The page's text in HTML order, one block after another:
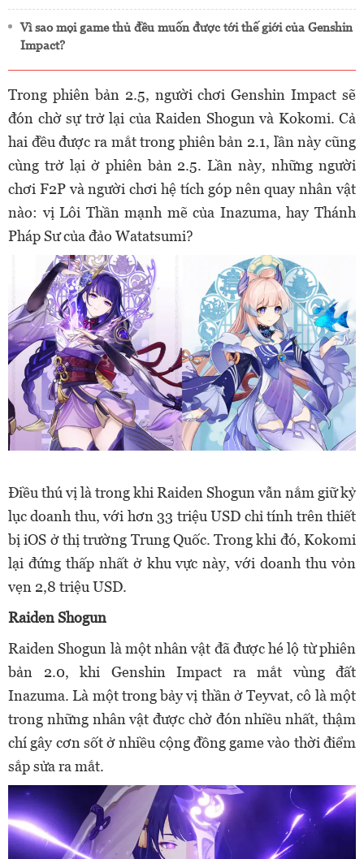
Vì sao mọi game thủ đều muốn được tới thế giới của Genshin
Impact?
Trong phiên bản 2.5, người chơi Genshin Impact sẽ
đón chờ sự trở lại của Raiden Shogun và Kokomi. Cả
hai đều được ra mắt trong phiên bản 2.1, lần này cũng
cùng trở lại ở phiên bản 2.5. Lần này, những người
chơi F2P và người chơi hệ tích góp nên quay nhân vật
nào: vị Lôi Thần mạnh mẽ của Inazuma, hay Thánh
Pháp Sư của đảo Watatsumi?
Điều thú vị là trong khi Raiden Shogun vẫn nắm giữ kỷ
lục doanh thu, với hơn 33 triệu USD chỉ tính trên thiết
bị iOS ở thị trường Trung Quốc. Trong khi đó, Kokomi
lại đứng thấp nhất ở khu vực này, với doanh thu vỏn
vẹn 2,8 triệu USD.
Raiden Shogun
Raiden Shogun là một nhân vật đã được hé lộ từ phiên
bản 2.0, khi Genshin Impact ra mắt vùng đất
Inazuma. Là một trong bảy vị thần ở Teyvat, cô là một
trong những nhân vật được chờ đón nhiều nhất, thậm
chí gây cơn sốt ở nhiều cộng đồng game vào thời điểm
sắp sửa ra mắt.